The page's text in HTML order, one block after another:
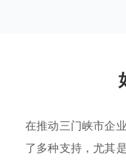
在推动三门峡市企
了多种支持，尤其